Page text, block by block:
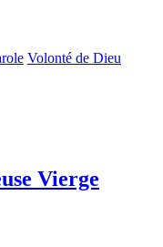
Volonté de Dieu
Vierge